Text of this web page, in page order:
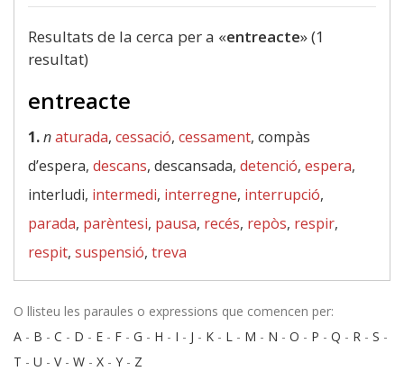
Resultats de la cerca per a «entreacte» (1
resultat)
entreacte
1.naturada, cessació, cessament, compàs
d’espera, descans, descansada, detenció, espera,
interludi, intermedi, interregne, interrupció,
parada, parèntesi, pausa, recés, repòs, respir,
respit, suspensió, treva
O llisteu les paraules o expressions que comencen per:
A - B - C - D - E - F - G - H - I - J - K - L - M - N - O - P - Q - R - S -
T - U - V- W - X - Y - Z